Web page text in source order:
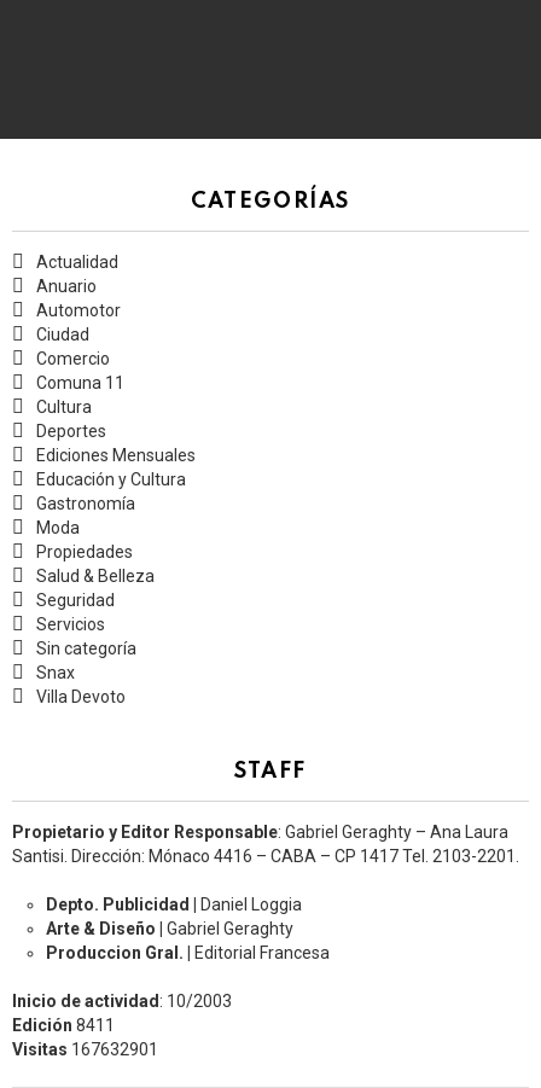
CATEGORÍAS
Actualidad
Anuario
Automotor
Ciudad
Comercio
Comuna 11
Cultura
Deportes
Ediciones Mensuales
Educación y Cultura
Gastronomía
Moda
Propiedades
Salud & Belleza
Seguridad
Servicios
Sin categoría
Snax
Villa Devoto
STAFF
Propietario y Editor Responsable: Gabriel Geraghty – Ana Laura
Santisi. Dirección: Mónaco 4416 – CABA – CP 1417Tel. 2103-2201.
Depto. Publicidad |
Daniel Loggia
Arte & Diseño | Gabriel Geraghty
Produccion Gral. |
Editorial Francesa
Inicio de actividad : 10/2003
Edición 8411
Visitas 167632901